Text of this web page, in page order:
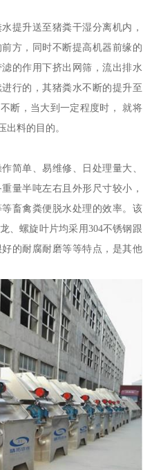
提升送至猪粪干湿分离机内，
方，同时不断提高机器前缘的
的作用下挤出网筛，流出排水
行的，其猪粪水不断的提升至
断，当大到一定程度时， 就将
出料的目的。
简单、易维修、日处理量大、
量半吨左右且外形尺寸较小，
畜禽粪便脱水处理的效率。该
、螺旋叶片均采用304不锈钢跟
的耐腐耐磨等等特点，是其他